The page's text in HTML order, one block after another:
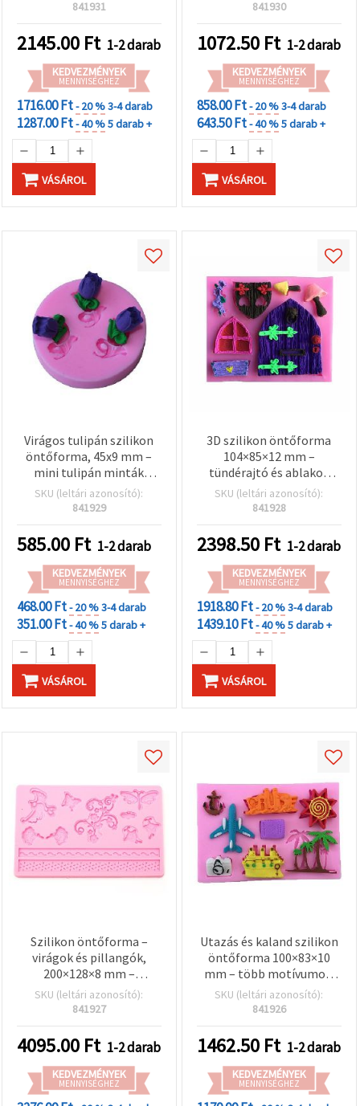
agyaghoz és
szappanöntéshez;
ékszerkészítéshez,
kabosonokhoz,
medálokhoz és DIY
kézműves projektekhez
841931
2145.00 Ft 1-2 darab
KEDVEZMÉNYEK
MENNYISÉGHEZ
1716.00 Ft- 20 %3-4 darab
1287.00 Ft- 40 %5 darab +
VÁSÁROL
tortadekorációhoz és
kreatív hobbihoz, 75 x 10
mm
841930
1072.50 Ft 1-2 darab
KEDVEZMÉNYEK
MENNYISÉGHEZ
858.00 Ft- 20 %3-4 darab
643.50 Ft- 40 %5 darab +
VÁSÁROL
Virágos tulipán szilikon
öntőforma, 45x9 mm –
mini tulipán minták
tortadíszítéshez,
fondanthoz és
babaváróra, esküvőre,
születésnapra
SKU (leltári azonosító):
841929
585.00 Ft 1-2 darab
KEDVEZMÉNYEK
MENNYISÉGHEZ
468.00 Ft- 20 %3-4 darab
351.00 Ft- 40 %5 darab +
VÁSÁROL
3D szilikon öntőforma
104×85×12 mm –
tündérajtó és ablakok
motívum; rugalmas,
tapadásmentes forma
gyurmához, gipszhez,
viaszhoz és
szappankészítéshez,
kézműves projektekhez
SKU (leltári azonosító):
841928
2398.50 Ft 1-2 darab
KEDVEZMÉNYEK
MENNYISÉGHEZ
1918.80 Ft- 20 %3-4 darab
1439.10 Ft- 40 %5 darab +
VÁSÁROL
Szilikon öntőforma –
virágok és pillangók,
200×128×8 mm –
rugalmas,
újrahasználható;
polimer gyurmához,
gipszhez és DIY kézműves
projektekhez
SKU (leltári azonosító):
841927
4095.00 Ft 1-2 darab
KEDVEZMÉNYEK
MENNYISÉGHEZ
Utazás és kaland szilikon
öntőforma 100×83×10
mm – több motívumos,
utazás témájú formák
epoxi/UV gyantához,
gipszhez és szappanhoz –
rugalmas,
újrahasználható kreatív
öntőforma DIY
ékszerekhez,
SKU (leltári azonosító):
841926
1462.50 Ft 1-2 darab
KEDVEZMÉNYEK
MENNYISÉGHEZ